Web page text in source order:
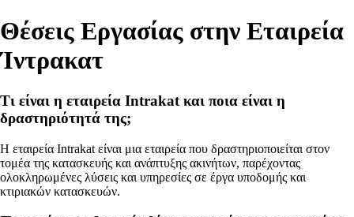
Θέσεις Εργασίας στην Εταιρεία
Ίντρακατ
Τι είναι η εταιρεία Intrakat και ποια είναι η
δραστηριότητά της;
Η εταιρεία Intrakat είναι μια εταιρεία που δραστηριοποιείται στον
τομέα της κατασκευής και ανάπτυξης ακινήτων, παρέχοντας
ολοκληρωμένες λύσεις και υπηρεσίες σε έργα υποδομής και
κτιριακών κατασκευών.